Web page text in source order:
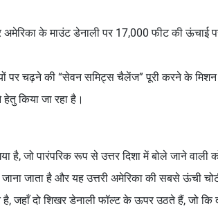
अमेरिका के माउंट डेनाली पर 17,000 फीट की ऊंचाई
पर चढ़ने की “सेवन समिट्स चैलेंज” पूरी करने के
किया जा रहा है।
है, जो पारंपरिक रूप से उत्तर दिशा में बोले जाने वाली
जाता है और यहउत्तरी अमेरिका की सबसे ऊंची
जहाँ दो शिखरडेनाली फॉल्टके ऊपर उठते हैं, जो कि